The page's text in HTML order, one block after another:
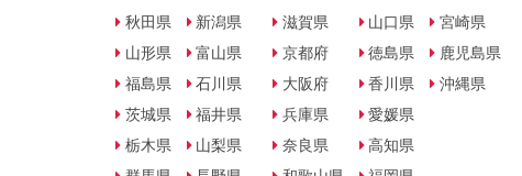
秋田県
山形県
福島県
茨城県
栃木県
新潟県
富山県
石川県
福井県
山梨県
滋賀県
京都府
大阪府
兵庫県
奈良県
山口県
徳島県
香川県
愛媛県
高知県
宮崎県
鹿児島県
沖縄県